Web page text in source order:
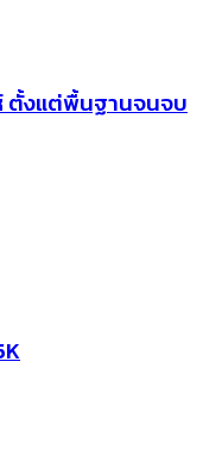
ตั้งแต่พื้นฐานจนจบ